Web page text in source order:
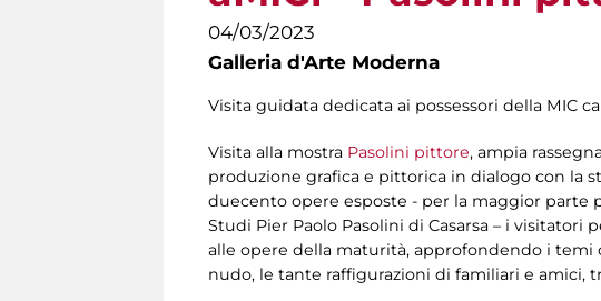
04/03/2023
Galleria d'Arte Moderna
Visita guidata dedicata ai possessori della MIC
Visita alla mostra Pasolini pittore, ampia
produzione grafica e pittorica in dialogo con la
duecento opere esposte - per la maggior parte
Studi Pier Paolo Pasolini di Casarsa – i
alle opere della maturità, approfondendo i temi
nudo, le tante raffigurazioni di familiari e amici,